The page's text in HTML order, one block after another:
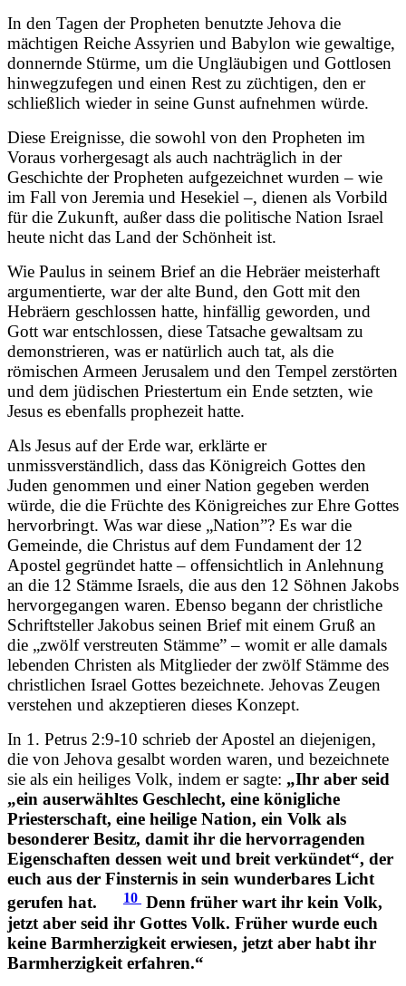
In den Tagen der Propheten benutzte Jehova die
mächtigen Reiche Assyrien und Babylon wie gewaltige,
donnernde Stürme, um die Ungläubigen und Gottlosen
hinwegzufegen und einen Rest zu züchtigen, den er
schließlich wieder in seine Gunst aufnehmen würde.
Diese Ereignisse, die sowohl von den Propheten im
Voraus vorhergesagt als auch nachträglich in der
Geschichte der Propheten aufgezeichnet wurden – wie
im Fall von Jeremia und Hesekiel –, dienen als Vorbild
für die Zukunft, außer dass die politische Nation Israel
heute nicht das Land der Schönheit ist.
Wie Paulus in seinem Brief an die Hebräer meisterhaft
argumentierte, war der alte Bund, den Gott mit den
Hebräern geschlossen hatte, hinfällig geworden, und
Gott war entschlossen, diese Tatsache gewaltsam zu
demonstrieren, was er natürlich auch tat, als die
römischen Armeen Jerusalem und den Tempel zerstörten
und dem jüdischen Priestertum ein Ende setzten, wie
Jesus es ebenfalls prophezeit hatte.
Als Jesus auf der Erde war, erklärte er
unmissverständlich, dass das Königreich Gottes den
Juden genommen und einer Nation gegeben werden
würde, die die Früchte des Königreiches zur Ehre Gottes
hervorbringt. Was war diese „Nation”? Es war die
Gemeinde, die Christus auf dem Fundament der 12
Apostel gegründet hatte – offensichtlich in Anlehnung
an die 12 Stämme Israels, die aus den 12 Söhnen Jakobs
hervorgegangen waren. Ebenso begann der christliche
Schriftsteller Jakobus seinen Brief mit einem Gruß an
die „zwölf verstreuten Stämme” – womit er alle damals
lebenden Christen als Mitglieder der zwölf Stämme des
christlichen Israel Gottes bezeichnete. Jehovas Zeugen
verstehen und akzeptieren dieses Konzept.
In 1. Petrus 2:9-10 schrieb der Apostel an diejenigen,
die von Jehova gesalbt worden waren, und bezeichnete
sie als ein heiliges Volk, indem er sagte: „Ihr aber seid
„ein auserwähltes Geschlecht, eine königliche
Priesterschaft, eine heilige Nation, ein Volk als
besonderer Besitz, damit ihr die hervorragenden
Eigenschaften dessen weit und breit verkündet“, der
euch aus der Finsternis in sein wunderbares Licht
gerufen hat.
10 Denn früher wart ihr kein Volk,
jetzt aber seid ihr Gottes Volk. Früher wurde euch
keine Barmherzigkeit erwiesen, jetzt aber habt ihr
Barmherzigkeit erfahren.“